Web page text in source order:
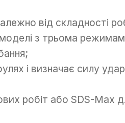
від складності
з трьома
і визначає силу
робіт або SDS-Max